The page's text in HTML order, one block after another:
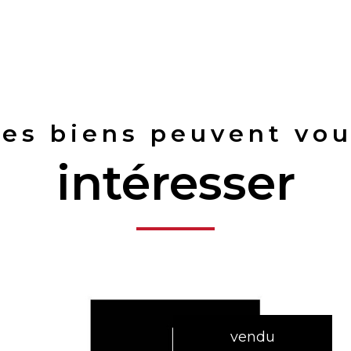
biens peuvent
intéresser
vendu